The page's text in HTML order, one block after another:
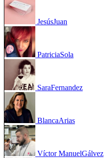
JesúsJuan
PatriciaSola
SaraFernandez
BlancaArias
Víctor ManuelGálvez